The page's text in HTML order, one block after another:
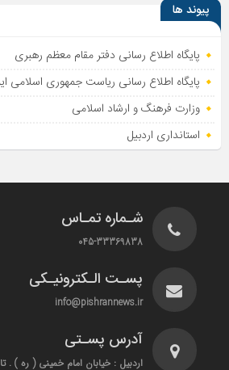
پیوند ها
پایگاه اطلاع رسانی دفتر مقام معظم رهبری
پایگاه اطلاع‌ رسانی ریاست‌ جمهوری اسلامی
وزارت فرهنگ و ارشاد اسلامی
استانداری اردبیل
شـماره تمـاس
045-33369838
پسـت الـکترونیـکی
info@pishrannews.ir
آدرس پسـتی
اردبیل : خیابان امام خمینی ( ره ) .